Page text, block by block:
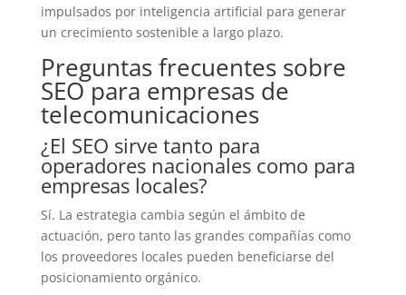
impulsados por inteligencia artificial para generar
un crecimiento sostenible a largo plazo.
Preguntas frecuentes sobre
SEO para empresas de
telecomunicaciones
¿El SEO sirve tanto para
operadores nacionales como para
empresas locales?
Sí. La estrategia cambia según el ámbito de
actuación, pero tanto las grandes compañías como
los proveedores locales pueden beneficiarse del
posicionamiento orgánico.